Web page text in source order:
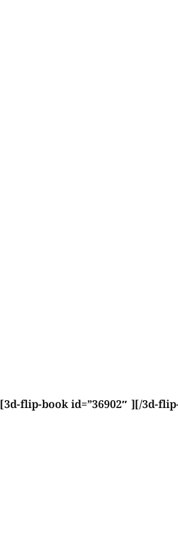
[3d-flip-book id=”36902″ ][/3d-